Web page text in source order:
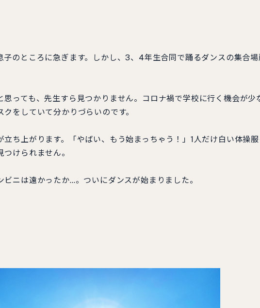
のところに急ぎます。しかし、3、4年生合同で踊るダンスの集合
っても、先生すら見つかりません。コロナ禍で学校に行く機会が少
をしていて分かりづらいのです。
ち上がります。「やばい、もう始まっちゃう！」1人だけ白い体操
けられません。
ニは遠かったか…。ついにダンスが始まりました。